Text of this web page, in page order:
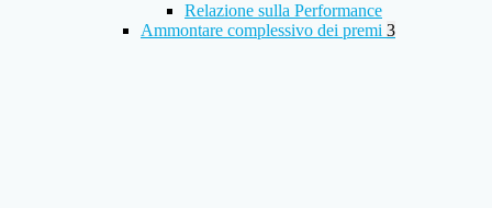
Relazione sulla Performance
Ammontare complessivo dei premi 3